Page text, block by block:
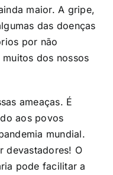
maior. A gripe,
das doenças
por não
dos nossos
ameaças. É
aos povos
mundial.
devastadores! O
pode facilitar a